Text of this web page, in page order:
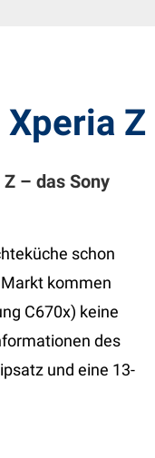
– das Sony
schon
kommen
C670x) keine
des
und eine 13-